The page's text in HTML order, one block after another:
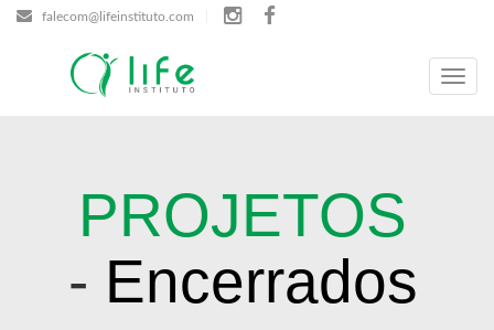
falecom@lifeinstituto.com
Menu
PROJETOS
- Encerrados